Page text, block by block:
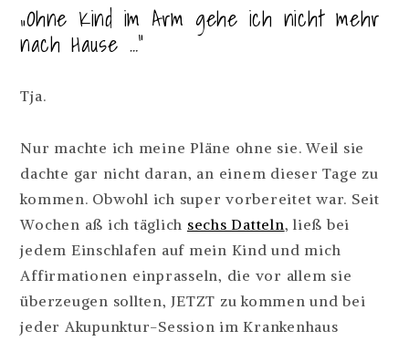
„Ohne Kind im Arm gehe ich nicht mehr
nach Hause …“
Tja.
Nur machte ich meine Pläne ohne sie. Weil sie
dachte gar nicht daran, an einem dieser Tage zu
kommen. Obwohl ich super vorbereitet war. Seit
Wochen aß ich täglich sechs Datteln, ließ bei
jedem Einschlafen auf mein Kind und mich
Affirmationen einprasseln, die vor allem sie
überzeugen sollten, JETZT zu kommen und bei
jeder Akupunktur-Session im Krankenhaus